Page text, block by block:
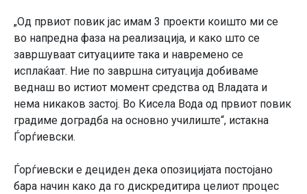
„Од првиот повик јас имам 3 проекти коишто ми се
во напредна фаза на реализација, и како што се
завршуваат ситуациите така и навремено се
исплаќаат. Ние по завршна ситуација добиваме
веднаш во истиот момент средства од Владата и
нема никаков застој. Во Кисела Вода од првиот повик
градиме доградба на основно училиште“, истакна
Ѓорѓиевски.
Ѓорѓиевски е дециден дека опозицијата постојано
бара начин како да го дискредитира целиот процес